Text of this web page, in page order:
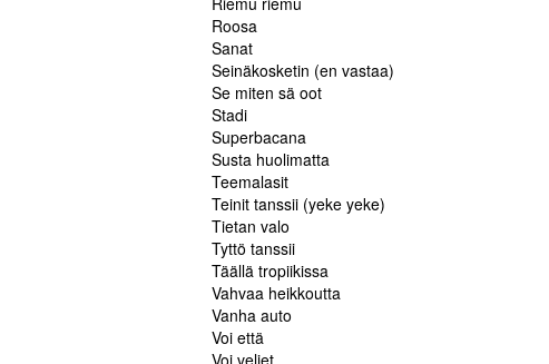
Roosa
Sanat
Seinäkosketin (en vastaa)
Se miten sä oot
Stadi
Superbacana
Susta huolimatta
Teemalasit
Teinit tanssii (yeke yeke)
Tietan valo
Tyttö tanssii
Täällä tropiikissa
Vahvaa heikkoutta
Vanha auto
Voi että
Voi veljet